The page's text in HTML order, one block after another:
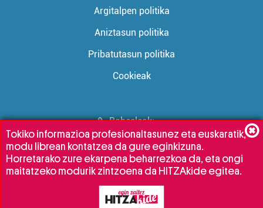
Argitalpen politika
Aniztasun politika
Pribatutasun politika
Cookieak
Babesleak:
Tokiko informazioa profesionaltasunez eta euskaratik,
modu librean kontatzea da gure eginkizuna.
Horretarako zure ekarpena beharrezkoa da, eta ongi
maitatzeko modurik zintzoena da HITZAkide egitea.